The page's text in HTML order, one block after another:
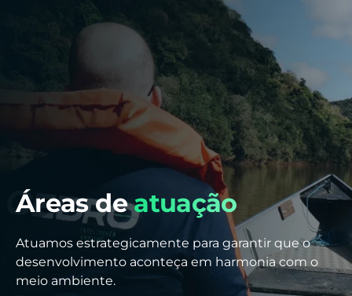
contato
Áreas deatuação
Atuamos estrategicamente para garantir que o
desenvolvimento aconteça em harmonia com o
meio ambiente.